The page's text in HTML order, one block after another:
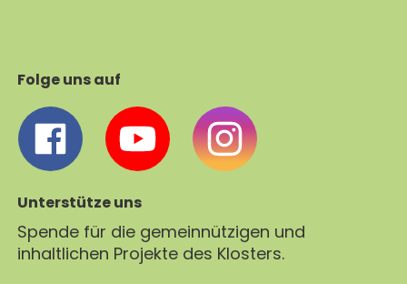
Folge uns auf
Unterstütze uns
Spende für die gemeinnützigen und
inhaltlichen Projekte des Klosters.